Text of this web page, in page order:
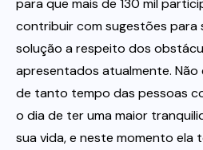
para que mais de 130 mil
contribuir com sugestões para
solução a respeito dos
apresentados atualmente. Não
de tanto tempo das pessoas
o dia de ter uma maior
sua vida, e neste momento ela